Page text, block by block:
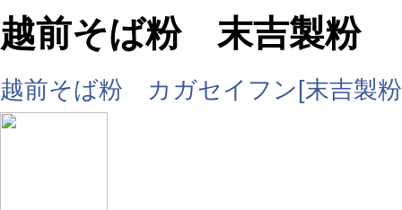
越前そば粉 末吉製粉
越前そば粉 カガセイフン[末吉製